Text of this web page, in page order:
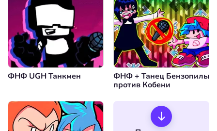
ФНФ UGH Танкмен
ФНФ + Танец Бензопилы
против Кобени